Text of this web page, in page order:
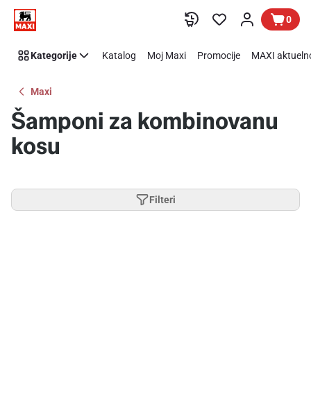
Preskoči link 0
Kategorije Katalog Moj Maxi Promocije MAXI
Maxi
Šamponi za kombinovanu
kosu
Filteri